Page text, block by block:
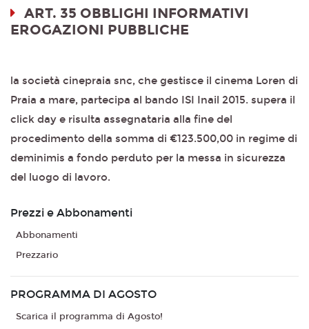
ART. 35 OBBLIGHI INFORMATIVI
EROGAZIONI PUBBLICHE
la società cinepraia snc, che gestisce il cinema Loren di
Praia a mare, partecipa al bando ISI Inail 2015. supera il
click day e risulta assegnataria alla fine del
procedimento della somma di €123.500,00 in regime di
deminimis a fondo perduto per la messa in sicurezza
del luogo di lavoro.
Prezzi e Abbonamenti
Abbonamenti
Prezzario
PROGRAMMA DI AGOSTO
Scarica il programma di Agosto!